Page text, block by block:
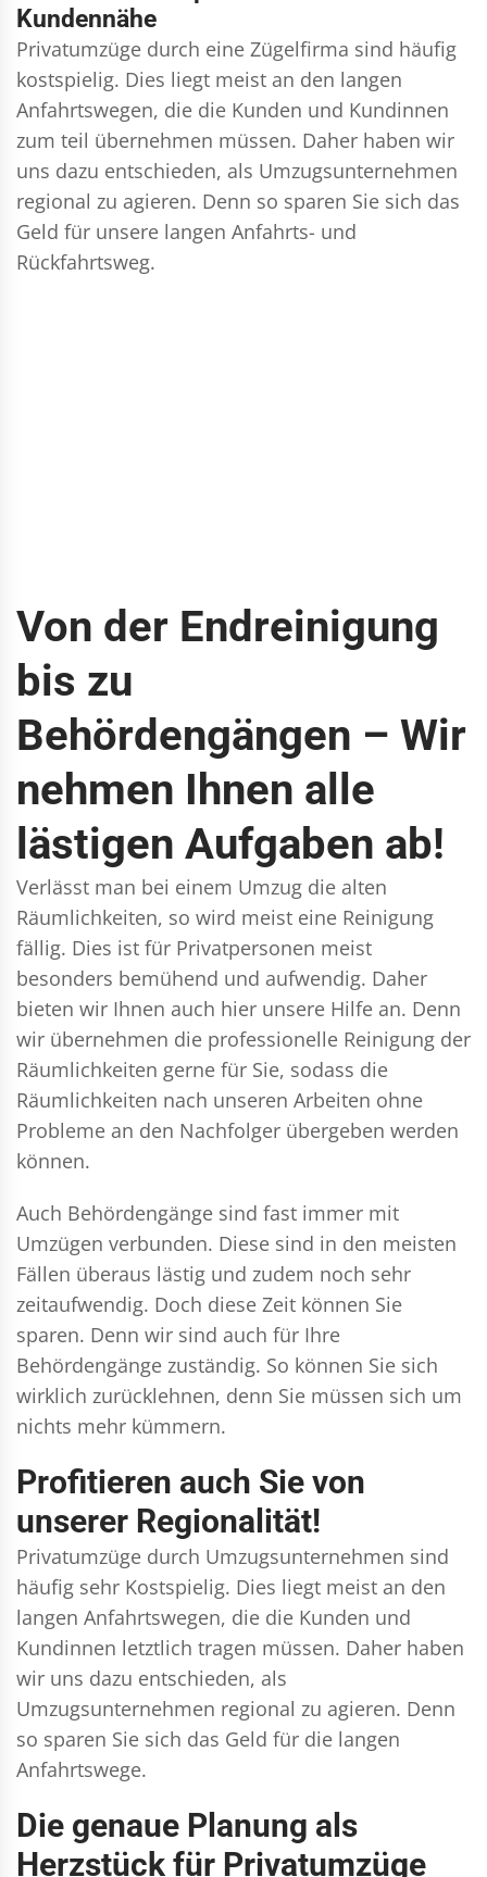
Kundennähe
Privatumzüge durch eine Zügelfirma sind häufig
kostspielig. Dies liegt meist an den langen
Anfahrtswegen, die die Kunden und Kundinnen
zum teil übernehmen müssen. Daher haben wir
uns dazu entschieden, als Umzugsunternehmen
regional zu agieren. Denn so sparen Sie sich das
Geld für unsere langen Anfahrts- und
Rückfahrtsweg.
Von der Endreinigung
bis zu
Behördengängen – Wir
nehmen Ihnen alle
lästigen Aufgaben ab!
Verlässt man bei einem Umzug die alten
Räumlichkeiten, so wird meist eine Reinigung
fällig. Dies ist für Privatpersonen meist
besonders bemühend und aufwendig. Daher
bieten wir Ihnen auch hier unsere Hilfe an. Denn
wir übernehmen die professionelle Reinigung der
Räumlichkeiten gerne für Sie, sodass die
Räumlichkeiten nach unseren Arbeiten ohne
Probleme an den Nachfolger übergeben werden
können.
Auch Behördengänge sind fast immer mit
Umzügen verbunden. Diese sind in den meisten
Fällen überaus lästig und zudem noch sehr
zeitaufwendig. Doch diese Zeit können Sie
sparen. Denn wir sind auch für Ihre
Behördengänge zuständig. So können Sie sich
wirklich zurücklehnen, denn Sie müssen sich um
nichts mehr kümmern.
Profitieren auch Sie von
unserer Regionalität!
Privatumzüge durch Umzugsunternehmen sind
häufig sehr Kostspielig. Dies liegt meist an den
langen Anfahrtswegen, die die Kunden und
Kundinnen letztlich tragen müssen. Daher haben
wir uns dazu entschieden, als
Umzugsunternehmen regional zu agieren. Denn
so sparen Sie sich das Geld für die langen
Anfahrtswege.
Die genaue Planung als
Herzstück für Privatumzüge